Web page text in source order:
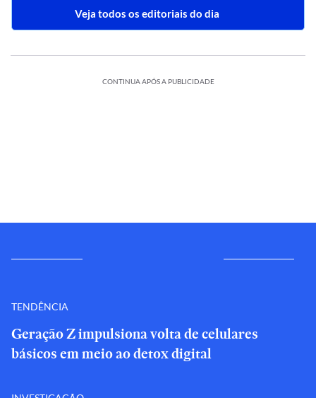
Veja todos os editoriais do dia
CONTINUA APÓS A PUBLICIDADE
TENDÊNCIA
Geração Z impulsiona volta de celulares
básicos em meio ao detox digital